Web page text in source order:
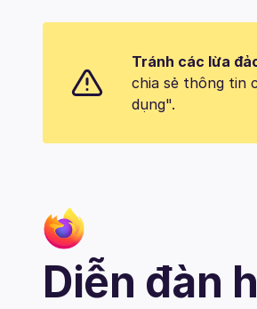
Tránh các lừa
chia sẻ thông tin
dụng".
Diễn đàn